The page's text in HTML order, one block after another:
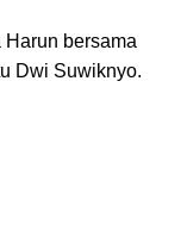
Harun bersama
Dwi Suwiknyo.